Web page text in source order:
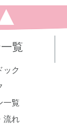
覧
ック
一覧
流れ